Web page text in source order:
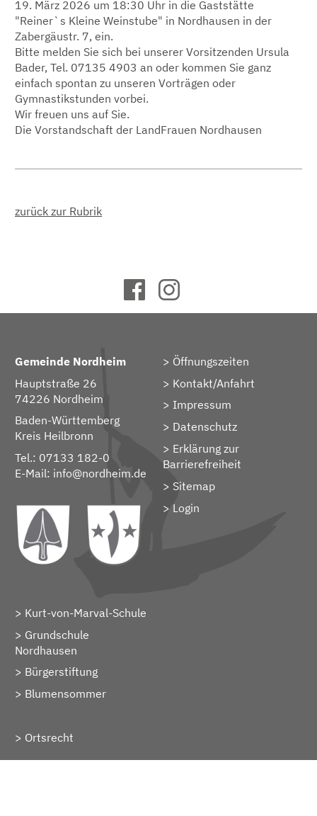
19. März 2026 um 18:30 Uhr in die Gaststätte
"Reiner`s Kleine Weinstube" in Nordhausen in der
Zabergäustr. 7, ein.
Bitte melden Sie sich bei unserer Vorsitzenden Ursula
Bader, Tel. 07135 4903 an oder kommen Sie ganz
einfach spontan zu unseren Vorträgen oder
Gymnastikstunden vorbei.
Wir freuen uns auf Sie.
Die Vorstandschaft der LandFrauen Nordhausen
zurück zur Rubrik
Gemeinde Nordheim
Hauptstraße 26
74226 Nordheim
Baden-Württemberg
Kreis Heilbronn
Tel.: 07133 182-0
E-Mail: info@nordheim.de
Öffnungszeiten
Kontakt/Anfahrt
Impressum
Datenschutz
Erklärung zur
Barrierefreiheit
Sitemap
> Login
Kurt-von-Marval-Schule
Grundschule
Nordhausen
Bürgerstiftung
Blumensommer
Ortsrecht